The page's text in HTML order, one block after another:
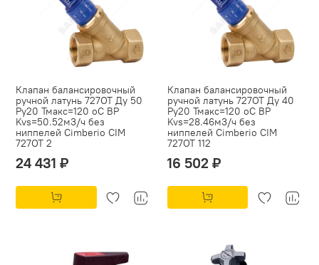
Клапан балансировочный
ручной латунь 727ОТ Ду 50
Ру20 Тмакс=120 оС ВР
Kvs=50.52м3/ч без
ниппелей Cimberio CIM
727OT 2
24 431 ₽
Клапан балансировочный
ручной латунь 727ОТ Ду 40
Ру20 Тмакс=120 оС ВР
Kvs=28.46м3/ч без
ниппелей Cimberio CIM
727OT 112
16 502 ₽